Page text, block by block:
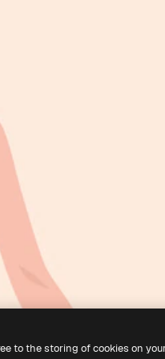
to the storing of cookies on